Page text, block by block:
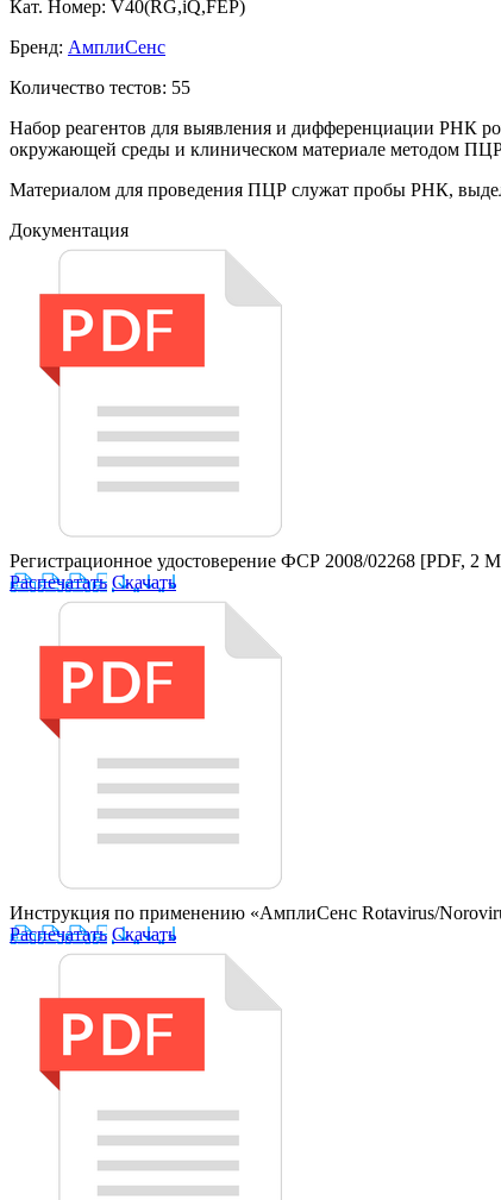
Кат. Номер: V40(RG,iQ,FEP)
Бренд: АмплиСенс
Количество тестов: 55
Набор реагентов для выявления и дифференциации РНК
окружающей среды и клиническом материале методом
Материалом для проведения ПЦР служат пробы РНК,
Документация
Регистрационное удостоверение ФСР 2008/02268 [PDF, 2
Распечатать Скачать
Инструкция по применению «АмплиСенс Rotavirus/
Распечатать Скачать